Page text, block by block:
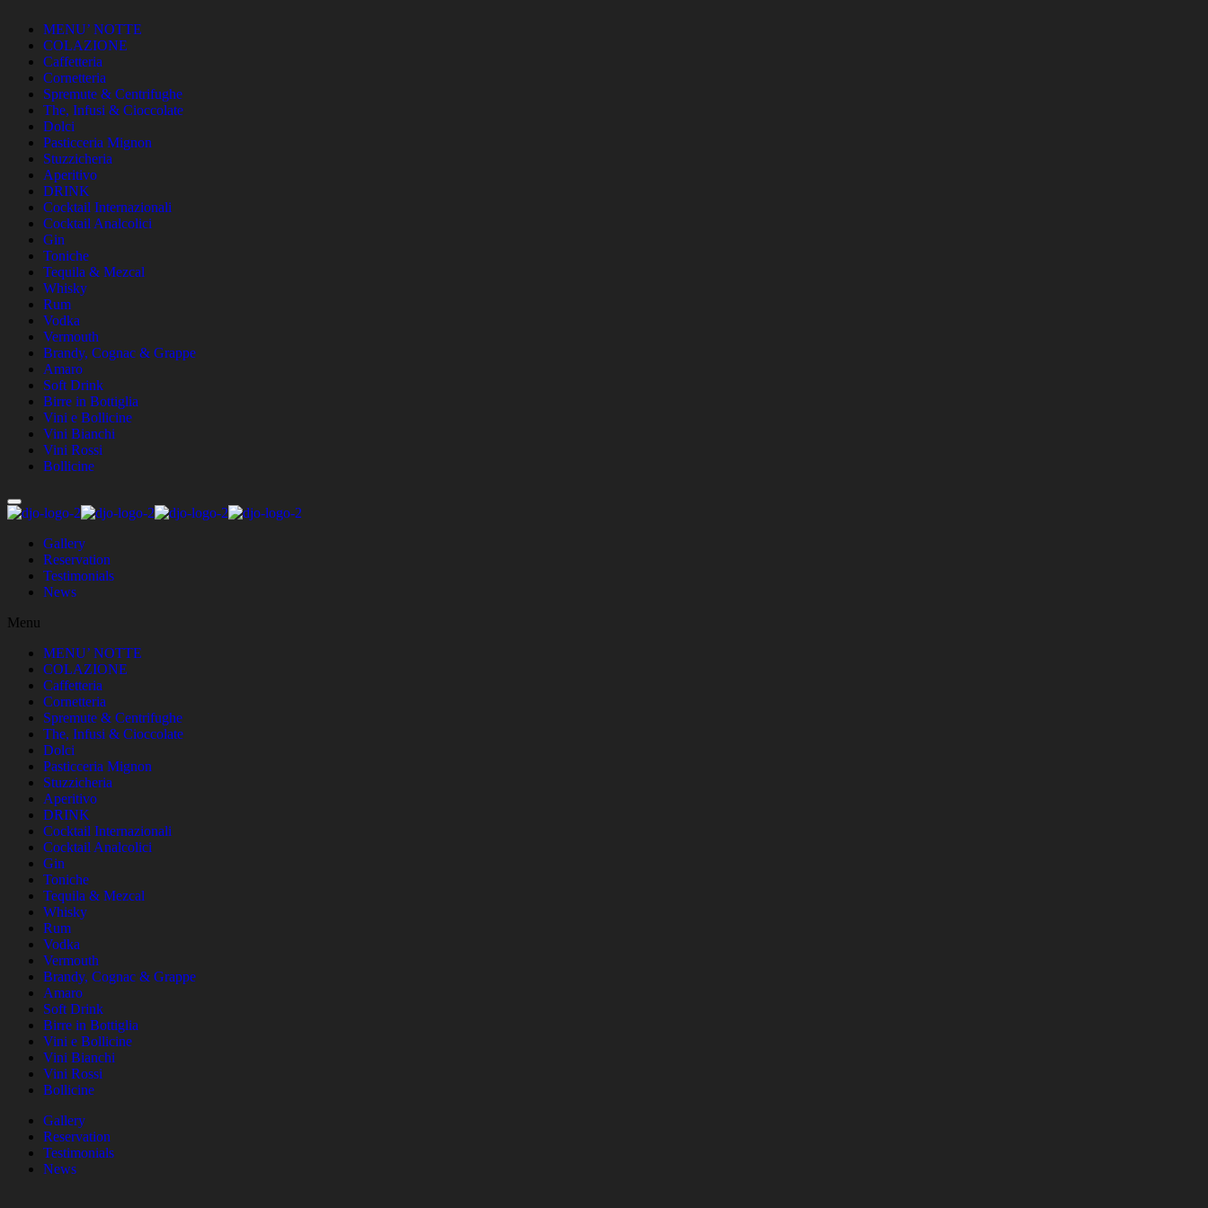
MENU’ NOTTE
COLAZIONE
Caffetteria
Cornetteria
Spremute & Centrifughe
The, Infusi & Cioccolate
Dolci
Pasticceria Mignon
Stuzzicheria
Aperitivo
DRINK
Cocktail Internazionali
Cocktail Analcolici
Gin
Toniche
Tequila & Mezcal
Whisky
Rum
Vodka
Vermouth
Brandy, Cognac & Grappe
Amaro
Soft Drink
Birre in Bottiglia
Vini e Bollicine
Vini Bianchi
Vini Rossi
Bollicine
Gallery
Reservation
Testimonials
News
Menu
MENU’ NOTTE
COLAZIONE
Caffetteria
Cornetteria
Spremute & Centrifughe
The, Infusi & Cioccolate
Dolci
Pasticceria Mignon
Stuzzicheria
Aperitivo
DRINK
Cocktail Internazionali
Cocktail Analcolici
Gin
Toniche
Tequila & Mezcal
Whisky
Rum
Vodka
Vermouth
Brandy, Cognac & Grappe
Amaro
Soft Drink
Birre in Bottiglia
Vini e Bollicine
Vini Bianchi
Vini Rossi
Bollicine
Gallery
Reservation
Testimonials
News